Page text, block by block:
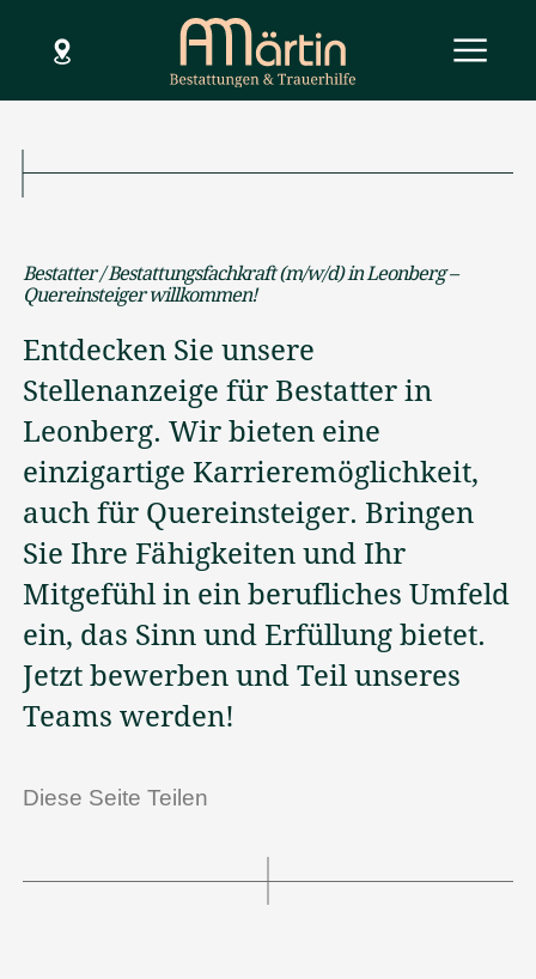
Dienstleistungen
Bestattungsarten
Bestattungsvorsorge
Über uns
Standorte
Friedhöfe
Wissenswertes
Aktuelles
07152 90 30 95
Bestatter / Bestattungsfachkraft (m/w/d) in Leonberg –
Quereinsteiger willkommen!
Entdecken Sie unsere
Stellenanzeige für Bestatter in
Leonberg. Wir bieten eine
einzigartige Karrieremöglichkeit,
auch für Quereinsteiger. Bringen
Sie Ihre Fähigkeiten und Ihr
Mitgefühl in ein berufliches Umfeld
ein, das Sinn und Erfüllung bietet.
Jetzt bewerben und Teil unseres
Teams werden!
Diese Seite Teilen